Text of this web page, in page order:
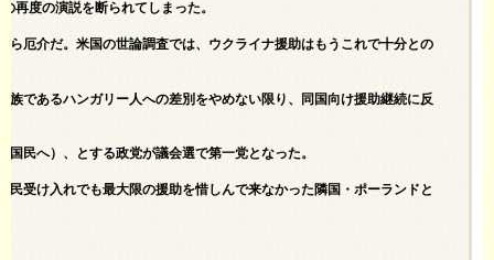
再度の演説を断られてしまった。
厄介だ。米国の世論調査では、ウクライナ援助はもうこれで十分との
であるハンガリー人への差別をやめない限り、同国向け援助継続に反
民へ）、とする政党が議会選で第一党となった。
受け入れでも最大限の援助を惜しんで来なかった隣国・ポーランドと